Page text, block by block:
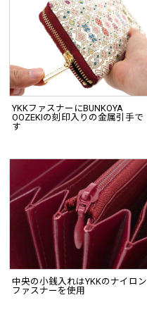
YKKファスナーにBUNKOYA
OOZEKIの刻印入りの金属引手で
す
中央の小銭入れはYKKのナイロン
ファスナーを使用